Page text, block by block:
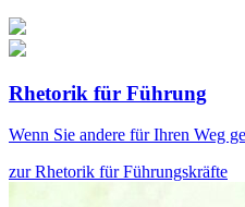
Rhetorik für Führung
Wenn Sie andere für Ihren Weg
zur Rhetorik für Führungskräfte